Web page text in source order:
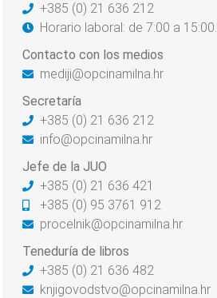
+385 (0) 21 636 212
Horario laboral: de 7:00 a 15:00.
Contacto con los medios
mediji@opcinamilna.hr
Secretaría
+385 (0) 21 636 212
info@opcinamilna.hr
Jefe de la JUO
+385 (0) 21 636 421
+385 (0) 95 3761 912
procelnik@opcinamilna.hr
Teneduría de libros
+385 (0) 21 636 482
knjigovodstvo@opcinamilna.hr